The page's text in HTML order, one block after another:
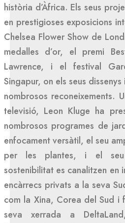
història d’Àfrica. Els seus
en prestigioses exposicions
Chelsea Flower Show de
medalles d’or, el premi
Lawrence, i el festival
Singapur, on els seus
nombrosos reconeixements.
televisió, Leon Kluge ha
nombrosos programes de
enfocament versàtil, el seu
per les plantes, i el seu
sostenibilitat es canalitzen en
encàrrecs privats a la seva
com la Xina, Corea del Sud i
seva xerrada a